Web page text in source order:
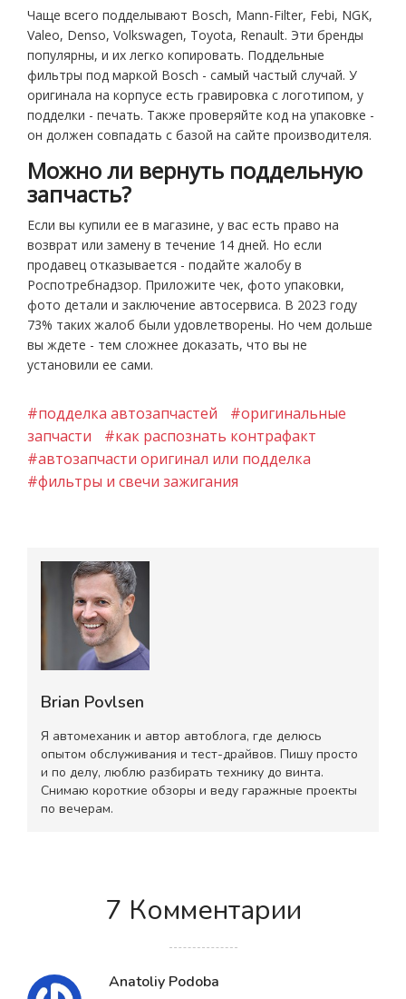
Чаще всего подделывают Bosch, Mann-Filter, Febi, NGK,
Valeo, Denso, Volkswagen, Toyota, Renault. Эти бренды
популярны, и их легко копировать. Поддельные
фильтры под маркой Bosch - самый частый случай. У
оригинала на корпусе есть гравировка с логотипом, у
подделки - печать. Также проверяйте код на упаковке -
он должен совпадать с базой на сайте производителя.
Можно ли вернуть поддельную
запчасть?
Если вы купили ее в магазине, у вас есть право на
возврат или замену в течение 14 дней. Но если
продавец отказывается - подайте жалобу в
Роспотребнадзор. Приложите чек, фото упаковки,
фото детали и заключение автосервиса. В 2023 году
73% таких жалоб были удовлетворены. Но чем дольше
вы ждете - тем сложнее доказать, что вы не
установили ее сами.
#подделка автозапчастей
#оригинальные
запчасти
#как распознать контрафакт
#автозапчасти оригинал или подделка
#фильтры и свечи зажигания
Brian Povlsen
Я автомеханик и автор автоблога, где делюсь
опытом обслуживания и тест-драйвов. Пишу просто
и по делу, люблю разбирать технику до винта.
Снимаю короткие обзоры и веду гаражные проекты
по вечерам.
7 Комментарии
Anatoliy Podoba